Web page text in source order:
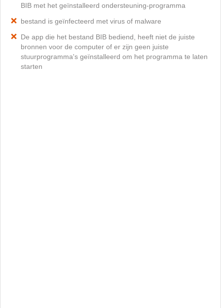
BIB met het geïnstalleerd ondersteuning-programma
bestand is geïnfecteerd met virus of malware
De app die het bestand BIB bediend, heeft niet de juiste
bronnen voor de computer of er zijn geen juiste
stuurprogramma's geïnstalleerd om het programma te laten
starten